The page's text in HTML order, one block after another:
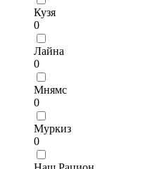
Кузя
0
Лайна
0
Мнямс
0
Муркиз
0